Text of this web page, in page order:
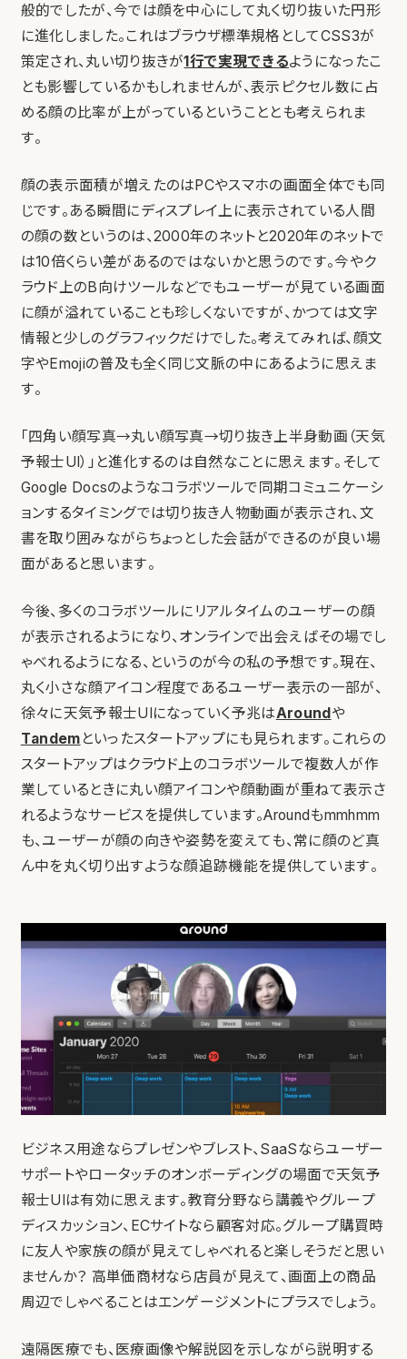
般的でしたが、今では顔を中心にして丸く切り抜いた円形
に進化しました。これはブラウザ標準規格としてCSS3が
策定され、丸い切り抜きが1行で実現できるようになったこ
とも影響しているかもしれませんが、表示ピクセル数に占
める顔の比率が上がっているということとも考えられま
す。
顔の表示面積が増えたのはPCやスマホの画面全体でも同
じです。ある瞬間にディスプレイ上に表示されている人間
の顔の数というのは、2000年のネットと2020年のネットで
は10倍くらい差があるのではないかと思うのです。今やク
ラウド上のB向けツールなどでもユーザーが見ている画面
に顔が溢れていることも珍しくないですが、かつては文字
情報と少しのグラフィックだけでした。考えてみれば、顔文
字やEmojiの普及も全く同じ文脈の中にあるように思えま
す。
「四角い顔写真→丸い顔写真→切り抜き上半身動画（天気
予報士UI）」と進化するのは自然なことに思えます。そして
Google Docsのようなコラボツールで同期コミュニケーシ
ョンするタイミングでは切り抜き人物動画が表示され、文
書を取り囲みながらちょっとした会話ができるのが良い場
面があると思います。
今後、多くのコラボツールにリアルタイムのユーザーの顔
が表示されるようになり、オンラインで出会えばその場でし
ゃべれるようになる、というのが今の私の予想です。現在、
丸く小さな顔アイコン程度であるユーザー表示の一部が、
徐々に天気予報士UIになっていく予兆はAroundや
Tandem といったスタートアップにも見られます。これらの
スタートアップはクラウド上のコラボツールで複数人が作
業しているときに丸い顔アイコンや顔動画が重ねて表示さ
れるようなサービスを提供しています。Aroundもmmhmm
も、ユーザーが顔の向きや姿勢を変えても、常に顔のど真
ん中を丸く切り出すような顔追跡機能を提供しています。
ビジネス用途ならプレゼンやブレスト、SaaSならユーザー
サポートやロータッチのオンボーディングの場面で天気予
報士UIは有効に思えます。教育分野なら講義やグループ
ディスカッション、ECサイトなら顧客対応。グループ購買時
に友人や家族の顔が見えてしゃべれると楽しそうだと思い
ませんか？ 高単価商材なら店員が見えて、画面上の商品
周辺でしゃべることはエンゲージメントにプラスでしょう。
遠隔医療でも、医療画像や解説図を示しながら説明する